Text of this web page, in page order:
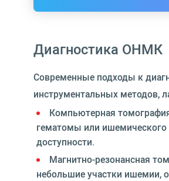
Диагностика ОНМК
Современные подходы к
инструментальных методов,
Компьютерная
гематомы или ишемического
доступности.
Магнитно-резонансная
небольшие участки ишемии,